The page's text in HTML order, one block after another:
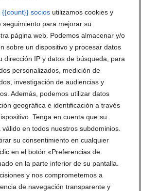
{{count}} socios utilizamos cookies y
para mejorar su
página web. Podemos almacenar y/o
sobre un dispositivo y procesar datos
dirección IP y datos de búsqueda, para
personalizados, medición de
investigación de audiencias y
Además, podemos utilizar datos
geográfica e identificación a través
Tenga en cuenta que su
en todos nuestros subdominios.
su consentimiento en cualquier
en el botón «Preferencias de
en la parte inferior de su pantalla.
y nos comprometemos a
de navegación transparente y
ser el impulso que necesitas para
en inglés